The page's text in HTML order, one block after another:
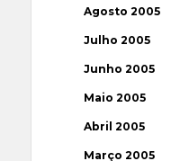
Agosto 2005
Julho 2005
Junho 2005
Maio 2005
Abril 2005
Março 2005